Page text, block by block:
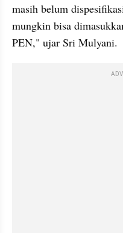
masih belum
mungkin bisa
PEN," ujar Sri Mulyani.